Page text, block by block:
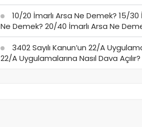
10/20 İmarlı Arsa Ne Demek? 15/30
Ne Demek? 20/40 İmarlı Arsa Ne
3402 Sayılı Kanun’un 22/A
22/A Uygulamalarına Nasıl Dava Açılır?